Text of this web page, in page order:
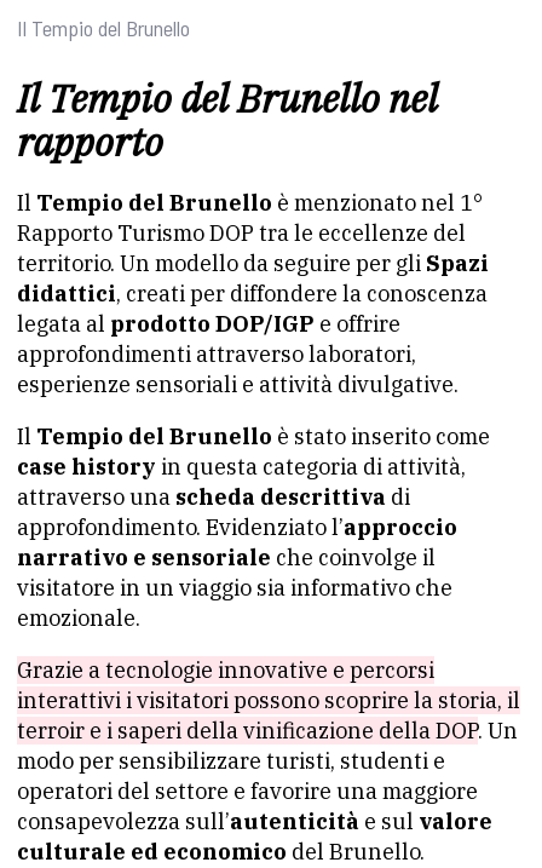
Il Tempio del Brunello
Il Tempio del Brunello nel
rapporto
Il Tempio del Brunello è menzionato nel 1°
Rapporto Turismo DOP tra le eccellenze del
territorio. Un modello da seguire per gli Spazi
didattici, creati per diffondere la conoscenza
legata al prodotto DOP/IGP e offrire
approfondimenti attraverso laboratori,
esperienze sensoriali e attività divulgative.
Il Tempio del Brunello è stato inserito come
case history in questa categoria di attività,
attraverso una scheda descrittiva di
approfondimento. Evidenziato l’approccio
narrativo e sensoriale che coinvolge il
visitatore in un viaggio sia informativo che
emozionale.
Grazie a tecnologie innovative e percorsi
interattivi i visitatori possono scoprire la storia, il
terroir e i saperi della vinificazione della DOP. Un
modo per sensibilizzare turisti, studenti e
operatori del settore e favorire una maggiore
consapevolezza sull’autenticità e sul valore
culturale ed economico del Brunello.